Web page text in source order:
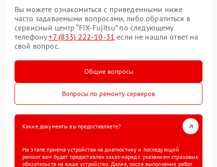
Вы можете ознакомиться с приведенными ниже
часто задаваемыми вопросами, либо обратиться в
сервисный центр “FIX-Fujitsu” по следующему
телефону+7 (833) 222-10-31 если не нашли ответ на
свой вопрос.
Общие вопросы
Вопросы по ремонту серверов
Какие документы вы предоставляете?
На этапе приема устройства на диагностику и последующий
ремонт вам будет предоставлен заказ-наряд с указанием страховых
обязательств на ваше устройство. Далее, после выполнения работ